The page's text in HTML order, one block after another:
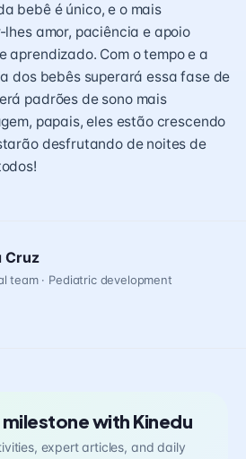
bebê é único, e o mais
amor, paciência e apoio
aprendizado. Com o tempo e a
dos bebês superará essa fase de
padrões de sono mais
papais, eles estão crescendo
desfrutando de noites de
Cruz
team · Pediatric development
with Kinedu
expert articles, and daily